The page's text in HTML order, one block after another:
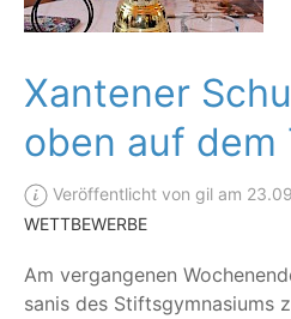
Xantener
oben auf dem
Veröffentlicht von gil am
WETTBEWERBE
Am ver­gan­ge­nen
sa­nis des Stifts­gym­na­si­ums